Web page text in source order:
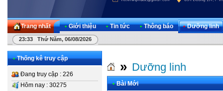
Trang nhất • Giới thiệu • Tin tức • Thông báo • Dưỡng linh
23:33 Thứ Năm, 06/08/2026
• Thống kê truy cập
Đang truy cập : 226
Hôm nay : 30275
» Dưỡng linh
• Bài Mới